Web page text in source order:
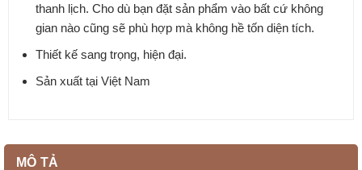
thanh lịch. Cho dù bạn đặt sản phẩm vào bất cứ không
gian nào cũng sẽ phù hợp mà không hề tốn diện tích.
Thiết kế sang trọng, hiện đại.
Sản xuất tại Việt Nam
MÔ TẢ